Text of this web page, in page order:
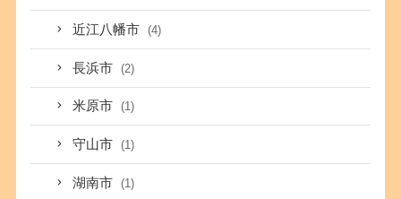
近江八幡市 (4)
長浜市 (2)
米原市 (1)
守山市 (1)
湖南市 (1)